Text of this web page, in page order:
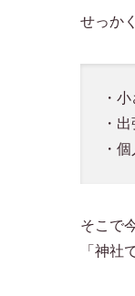
せっか
・
・
・
そこで
「神社